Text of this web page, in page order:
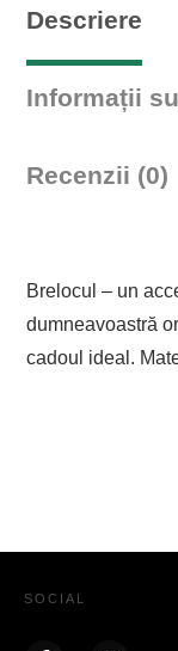
Descriere
Informații
Recenzii (0)
Brelocul – un
dumneavoastră
cadoul ideal.
SOCIAL